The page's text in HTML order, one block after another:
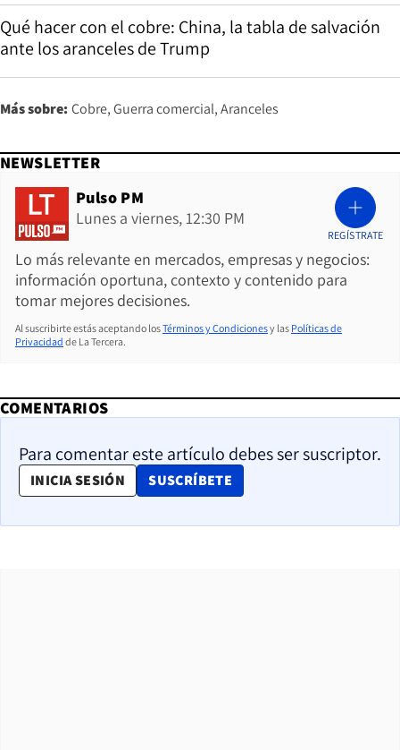
Qué hacer con el cobre: China, la tabla de salvación
ante los aranceles de Trump
Más sobre: Cobre Guerra comercial Aranceles
NEWSLETTER
Pulso PM
Lunes a viernes, 12:30 PM
Lo más relevante en mercados, empresas y negocios:
información oportuna, contexto y contenido para
tomar mejores decisiones.
REGÍSTRATE
Al suscribirte estás aceptando losTérminos y Condicionesy las Políticas de
Privacidad de La Tercera.
COMENTARIOS
Para comentar este artículo debes ser suscriptor.
INICIA SESIÓN SUSCRÍBETE
OPENS IN NEW WINDOW